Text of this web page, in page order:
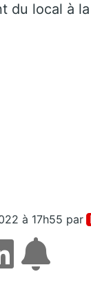
du local à
à 17h55 par